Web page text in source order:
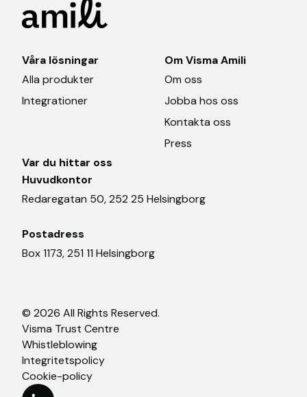
Våra lösningar
Alla produkter
Integrationer
Om Visma Amili
Om oss
Jobba hos oss
Kontakta oss
Press
Var du hittar oss
Huvudkontor
Redaregatan 50, 252 25 Helsingborg
Postadress
Box 1173, 251 11 Helsingborg
© 2026 All Rights Reserved.
Visma Trust Centre
Whistleblowing
Integritetspolicy
Cookie-policy